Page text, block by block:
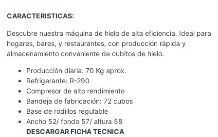
CARACTERISTICAS:
Descubre nuestra máquina de hielo de alta eficiencia. Ideal para
hogares, bares, y restaurantes, con producción rápida y
almacenamiento conveniente de cubitos de hielo.
Producción diaria: 70 Kg aprox.
Refrigerante: R-290
Compresor de alto rendimiento
Bandeja de fabricación: 72 cubos
Base de rodillos regulable
Ancho 52/ fondo 57/ altura 58
DESCARGAR FICHA TECNICA